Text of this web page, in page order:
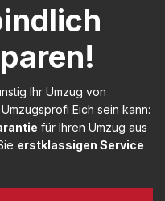
Ihr Umzug von
Eich sein kann:
für Ihren Umzug aus
erstklassigen Service